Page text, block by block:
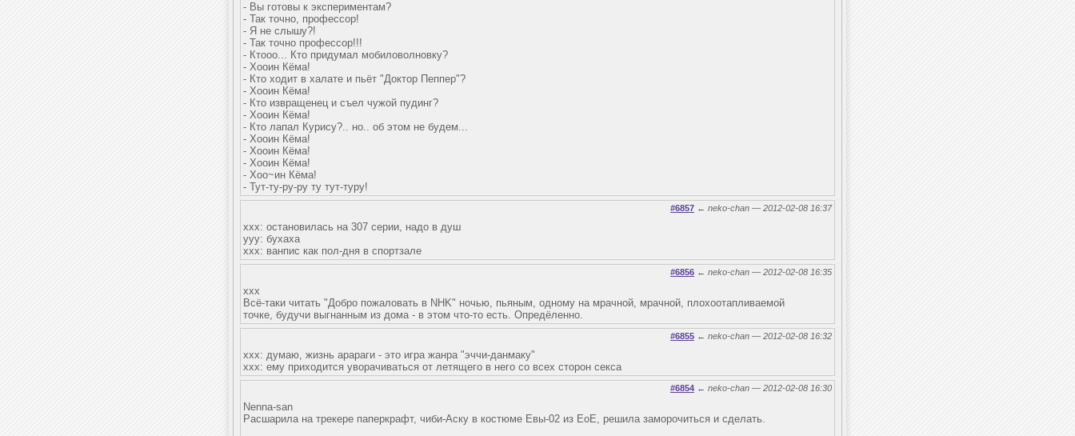
- Вы готовы к экспериментам?
- Так точно, профессор!
- Я не слышу?!
- Так точно профессор!!!
- Ктооо... Кто придумал мобиловолновку?
- Хооин Кёма!
- Кто ходит в халате и пьёт "Доктор Пеппер"?
- Хооин Кёма!
- Кто извращенец и съел чужой пудинг?
- Хооин Кёма!
- Кто лапал Курису?.. но.. об этом не будем...
- Хооин Кёма!
- Хооин Кёма!
- Хооин Кёма!
- Хоо~ин Кёма!
- Тут-ту-ру-ру ту тут-туру!
#6857 ← neko-chan — 2012-02-08 16:37
xxx: остановилась на 307 серии, надо в душ
yyy: бухаха
xxx: ванпис как пол-дня в спортзале
#6856 ← neko-chan — 2012-02-08 16:35
xxx
Всё-таки читать "Добро пожаловать в NHK" ночью, пьяным, одному на мрачной, мрачной, плохоотапливаемой
точке, будучи выгнанным из дома - в этом что-то есть. Опредёленно.
#6855 ← neko-chan — 2012-02-08 16:32
xxx: думаю, жизнь арараги - это игра жанра "эччи-данмаку"
xxx: ему приходится уворачиваться от летящего в него со всех сторон секса
#6854 ← neko-chan — 2012-02-08 16:30
Nenna-san
Расшарила на трекере паперкрафт, чиби-Аску в костюме Евы-02 из ЕоЕ, решила заморочиться и сделать.